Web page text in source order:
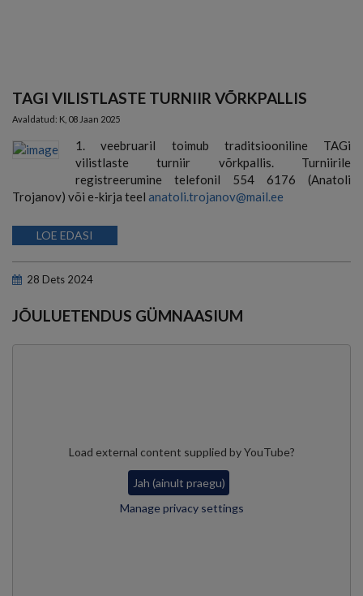
TAGI VILISTLASTE TURNIIR VÕRKPALLIS
Avaldatud: K, 08 Jaan 2025
1. veebruaril toimub traditsiooniline TAGi
vilistlaste turniir võrkpallis. Turniirile
registreerumine telefonil 554 6176 (Anatoli
Trojanov) või e-kirja teel anatoli.trojanov@mail.ee
LOE EDASI
28 Dets 2024
JÕULUETENDUS GÜMNAASIUM
Load external content supplied byYouTube?
Jah (ainult praegu)
Manage privacy settings